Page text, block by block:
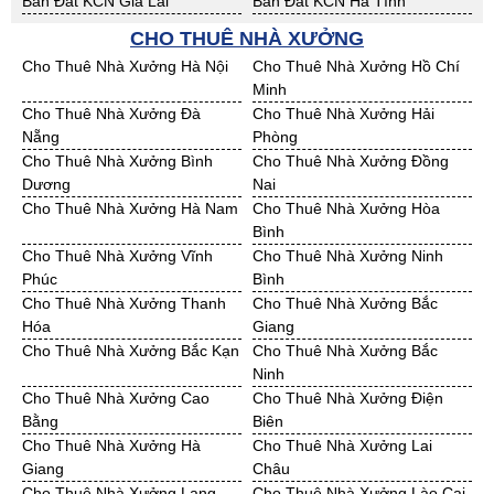
Bán Đất KCN Nghệ An
Bán Đất KCN Ninh Thuận
Bán Đất KCN Phú Yên
Bán Đất KCN Quảng Bình
Bán Đất KCN Quảng Nam
Bán Đất KCN Quảng Ngãi
Bán Đất KCN Bà Rịa - VT
Bán Đất KCN Cần Thơ
Bán Đất KCN An Giang
Bán Đất KCN Bạc Liêu
Bán Đất KCN Bến Tre
Bán Đất KCN Bình Phước
Bán Đất KCN Cà Mau
Bán Đất KCN Đồng Tháp
Bán Đất KCN Hậu Giang
Bán Đất KCN Kiên Giang
Bán Đất KCN Long An
Bán Đất KCN Sóc Trăng
Bán Đất KCN Tây Ninh
Bán Đất KCN Tiền Giang
Bán Đất KCN Trà Vinh
Bán Đất KCN Vĩnh Long
Bán Đất KCN Hải Dương
Bán Đất KCN Hưng Yên
Bán Đất KCN Quảng Ninh
CHO THUÊ NHÀ XƯỞNG
Cho Thuê Nhà Xưởng Hà Nội
Cho Thuê Nhà Xưởng Hồ Chí
Minh
Cho Thuê Nhà Xưởng Đà
Nẵng
Cho Thuê Nhà Xưởng Hải
Phòng
Cho Thuê Nhà Xưởng Bình
Dương
Cho Thuê Nhà Xưởng Đồng
Nai
Cho Thuê Nhà Xưởng Hà Nam
Cho Thuê Nhà Xưởng Hòa
Bình
Cho Thuê Nhà Xưởng Vĩnh
Phúc
Cho Thuê Nhà Xưởng Ninh
Bình
Cho Thuê Nhà Xưởng Thanh
Hóa
Cho Thuê Nhà Xưởng Bắc
Giang
Cho Thuê Nhà Xưởng Bắc Kạn
Cho Thuê Nhà Xưởng Bắc
Ninh
Cho Thuê Nhà Xưởng Cao
Bằng
Cho Thuê Nhà Xưởng Điện
Biên
Cho Thuê Nhà Xưởng Hà
Giang
Cho Thuê Nhà Xưởng Lai
Châu